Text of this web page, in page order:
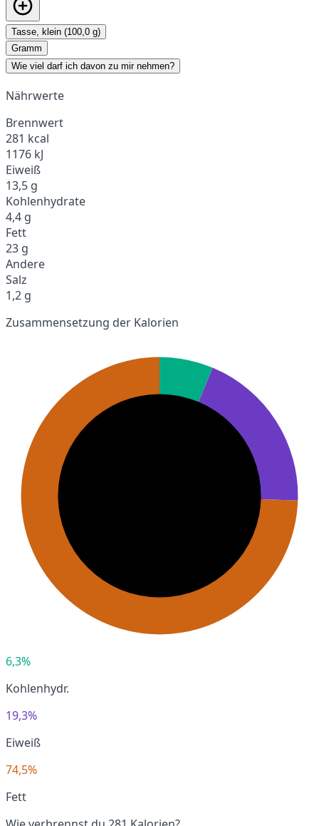
Tasse, klein (100,0 g)
Gramm
Wie viel darf ich davon zu mir nehmen?
Nährwerte
Brennwert
281 kcal
1176 kJ
Eiweiß
13,5 g
Kohlenhydrate
4,4 g
Fett
23 g
Andere
Salz
1,2 g
Zusammensetzung der Kalorien
6,3%
Kohlenhydr.
19,3%
Eiweiß
74,5%
Fett